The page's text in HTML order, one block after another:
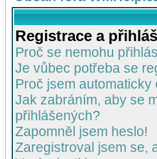
Registrace a
Proč se nemohu
Je vůbec potřeba se
Proč jsem automaticky
Jak zabráním, aby se
přihlášených?
Zapomněl jsem heslo!
Zaregistroval jsem se,